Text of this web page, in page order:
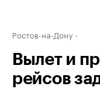
Ростов-на-Дону
Вылет и
рейсов